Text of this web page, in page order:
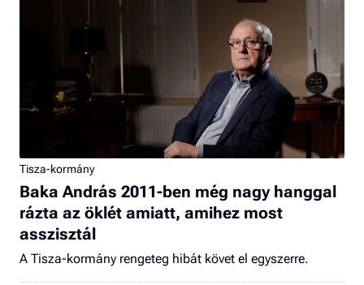
Tisza-kormány
Baka András 2011-ben még nagy hanggal
rázta az öklét amiatt, amihez most
asszisztál
A Tisza-kormány rengeteg hibát követ el egyszerre.